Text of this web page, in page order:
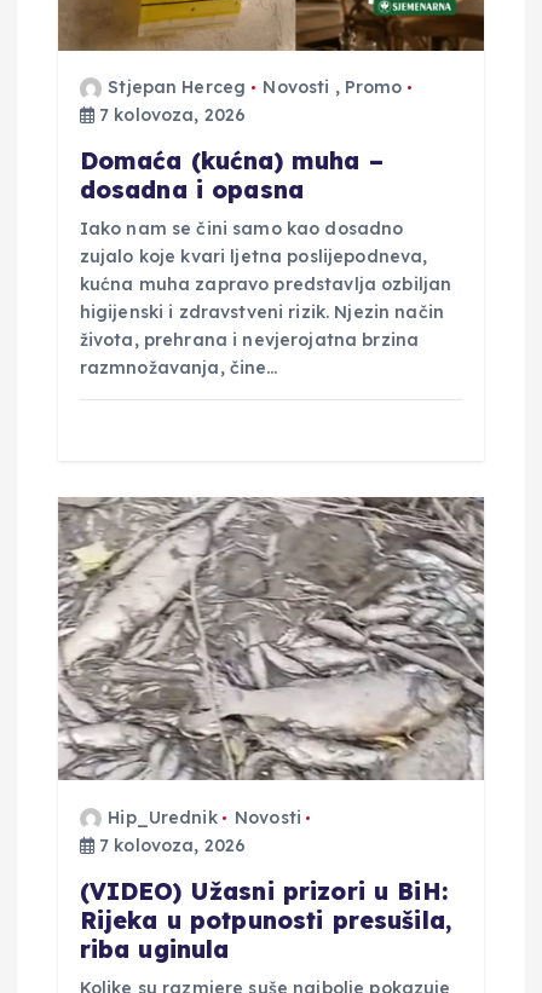
Stjepan Herceg Novosti , Promo
7 kolovoza, 2026
Domaća (kućna) muha –
dosadna i opasna
Iako nam se čini samo kao dosadno
zujalo koje kvari ljetna poslijepodneva,
kućna muha zapravo predstavlja ozbiljan
higijenski i zdravstveni rizik. Njezin način
života, prehrana i nevjerojatna brzina
razmnožavanja, čine…
Hip_Urednik
Novosti
7 kolovoza, 2026
(VIDEO) Užasni prizori u BiH:
Rijeka u potpunosti presušila,
riba uginula
Kolike su razmjere suše najbolje pokazuje